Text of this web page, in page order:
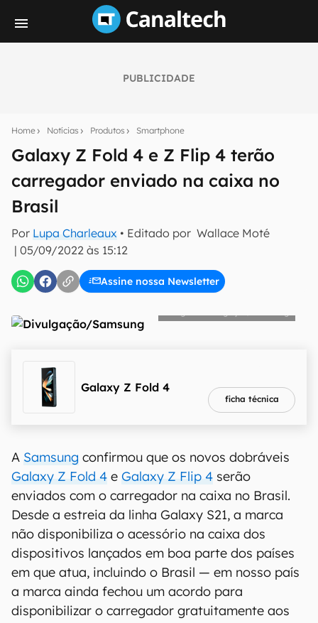
PUBLICIDADE
Home Notícias Produtos Smartphone
Galaxy Z Fold 4 e Z Flip 4 terão
carregador enviado na caixa no
Brasil
Por Lupa Charleaux • Editado por Wallace Moté
| 05/09/2022 às 15:12
Assine nossa Newsletter
notícias e reviews sobre tecnologia em primeira
mão.
E-mail
inscreva-se
Confirmo que li, aceito e concordo com os Termos de
Uso e Política de Privacidade do Canaltech.
Galaxy Z Fold 4
ficha técnica
A Samsung confirmou que os novos dobráveis
Galaxy Z Fold 4 e Galaxy Z Flip 4 serão
enviados com o carregador na caixa no Brasil.
Desde a estreia da linha Galaxy S21, a marca
não disponibiliza o acessório na caixa dos
dispositivos lançados em boa parte dos países
em que atua, incluindo o Brasil — em nosso país
a marca ainda fechou um acordo para
disponibilizar o carregador gratuitamente aos